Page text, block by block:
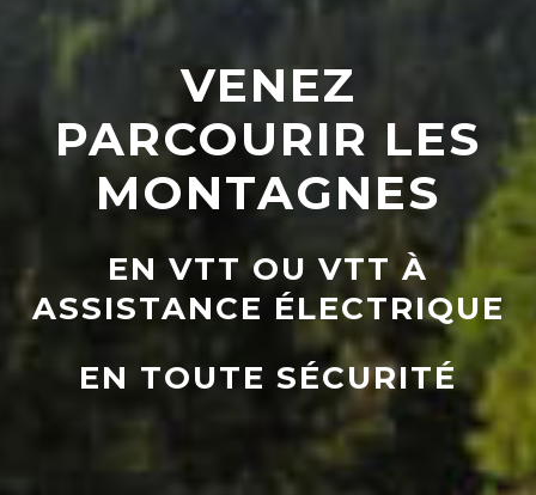
DOM BREUSCH
Accompagnateur en montagne moniteur
VTT - Infos :+33676702783
VENEZ
PARCOURIR LES
MONTAGNES
EN VTT OU VTT À
ASSISTANCE ÉLECTRIQUE
EN TOUTE SÉCURITÉ
TOUTE L'ANNÉE
EN GROUPE
EN FAMILLE, ENTRE AMIS
OU EN COUPLE...